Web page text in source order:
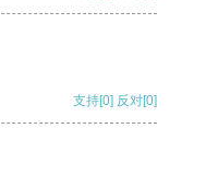
支持[0] 反对[0]